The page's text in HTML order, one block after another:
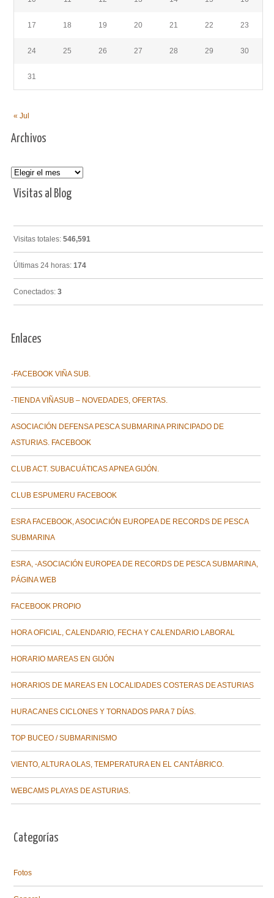
17 18 19 20 21 22 23
24 25 26 27 28 29 30
31
« Jul
Archivos
Archivos
Visitas al Blog
Visitas totales: 546,591
Últimas 24 horas: 174
Conectados: 3
Enlaces
-FACEBOOK VIÑA SUB.
-TIENDA VIÑASUB – NOVEDADES, OFERTAS.
ASOCIACIÓN DEFENSA PESCA SUBMARINA PRINCIPADO DE
ASTURIAS. FACEBOOK
CLUB ACT. SUBACUÁTICAS APNEA GIJÓN.
CLUB ESPUMERU FACEBOOK
ESRA FACEBOOK, ASOCIACIÓN EUROPEA DE RECORDS DE PESCA
SUBMARINA
ESRA, -ASOCIACIÓN EUROPEA DE RECORDS DE PESCA SUBMARINA,
PÁGINA WEB
FACEBOOK PROPIO
HORA OFICIAL, CALENDARIO, FECHA Y CALENDARIO LABORAL
HORARIO MAREAS EN GIJÓN
HORARIOS DE MAREAS EN LOCALIDADES COSTERAS DE ASTURIAS
HURACANES CICLONES Y TORNADOS PARA 7 DÍAS.
TOP BUCEO / SUBMARINISMO
VIENTO, ALTURA OLAS, TEMPERATURA EN EL CANTÁBRICO.
WEBCAMS PLAYAS DE ASTURIAS.
Categorías
Fotos